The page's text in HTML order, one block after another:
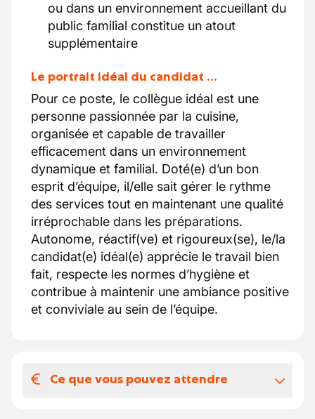
ou dans un environnement accueillant du
public familial constitue un atout
supplémentaire
Le portrait idéal du candidat …
Pour ce poste, le collègue idéal est une
personne passionnée par la cuisine,
organisée et capable de travailler
efficacement dans un environnement
dynamique et familial. Doté(e) d’un bon
esprit d’équipe, il/elle sait gérer le rythme
des services tout en maintenant une qualité
irréprochable dans les préparations.
Autonome, réactif(ve) et rigoureux(se), le/la
candidat(e) idéal(e) apprécie le travail bien
fait, respecte les normes d’hygiène et
contribue à maintenir une ambiance positive
et conviviale au sein de l’équipe.
Ce que vous pouvez attendre